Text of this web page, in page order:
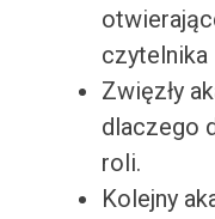
czytelnika
Zwięzły
dlaczego
roli.
Kolejny